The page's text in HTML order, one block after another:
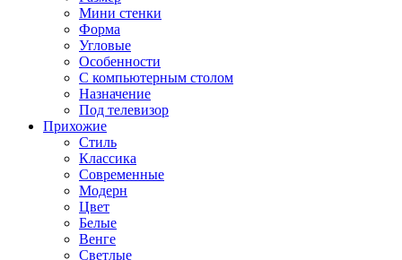
Мини стенки
Форма
Угловые
Особенности
С компьютерным столом
Назначение
Под телевизор
Прихожие
Стиль
Классика
Современные
Модерн
Цвет
Белые
Венге
Светлые